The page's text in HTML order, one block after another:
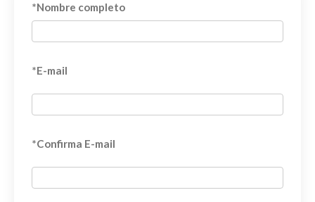
*Nombre completo
*E-mail
*Confirma E-mail